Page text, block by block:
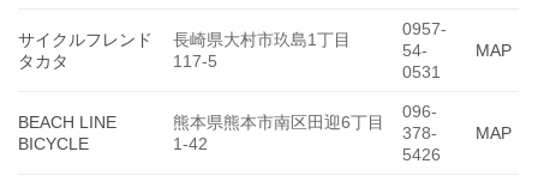
サイクルフレンド
タカタ
長崎県大村市玖島1丁目
117-5
0957-
54-
0531
MAP
BEACH LINE
BICYCLE
熊本県熊本市南区田迎6丁目
1-42
096-
378-
5426
MAP